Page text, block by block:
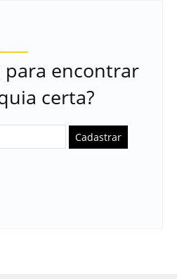
para encontrar
certa?
Cadastrar